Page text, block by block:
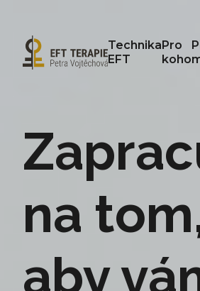
Technika
EFT
Pro
koho
na
aby